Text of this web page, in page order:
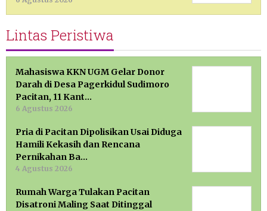
Lintas Peristiwa
Mahasiswa KKN UGM Gelar Donor
Darah di Desa Pagerkidul Sudimoro
Pacitan, 11 Kant…
6 Agustus 2026
Pria di Pacitan Dipolisikan Usai Diduga
Hamili Kekasih dan Rencana
Pernikahan Ba…
4 Agustus 2026
Rumah Warga Tulakan Pacitan
Disatroni Maling Saat Ditinggal